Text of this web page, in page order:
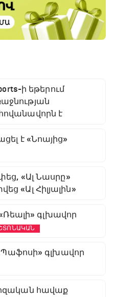
ի եթերում
է
է «Նոայից»
«Ալ Նասրը»
«Ալ Հիլյալին»
գլխավոր
գլխավոր
հավաք